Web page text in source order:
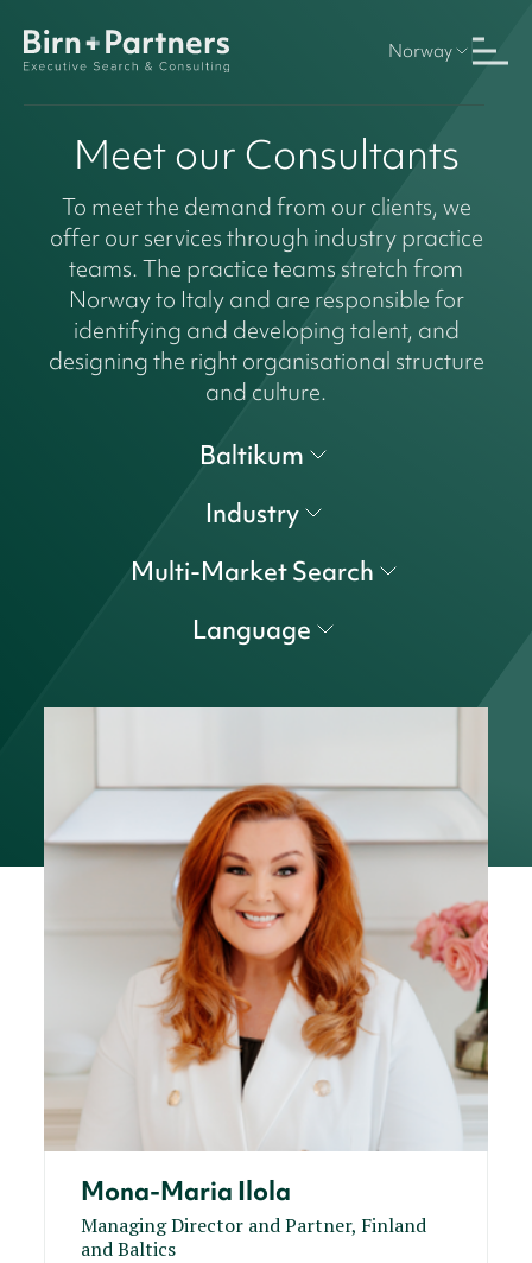
Norway
Meet our Consultants
To meet the demand from our clients, we
offer our services through industry practice
teams. The practice teams stretch from
Norway to Italy and are responsible for
identifying and developing talent, and
designing the right organisational structure
and culture.
Baltikum
Industry
Multi-Market Search
Language
Mona-Maria Ilola
Managing Director and Partner, Finland
and Baltics